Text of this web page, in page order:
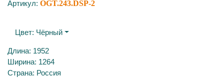
Артикул: OGT.243.DSP-2
Цвет: Чёрный
Длина: 1952
Ширина: 1264
Страна: Россия